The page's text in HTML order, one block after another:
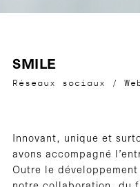
SMILE
Réseaux sociaux /
Innovant, unique et
avons accompagné
Outre le